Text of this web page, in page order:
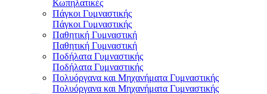
Κωπηλατικές
Πάγκοι Γυμναστικής
Πάγκοι Γυμναστικής
Παθητική Γυμναστική
Παθητική Γυμναστική
Ποδήλατα Γυμναστικής
Ποδήλατα Γυμναστικής
Πολυόργανα και Μηχανήματα Γυμναστικής
Πολυόργανα και Μηχανήματα Γυμναστικής